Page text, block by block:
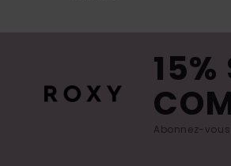
15%
Abonnez-